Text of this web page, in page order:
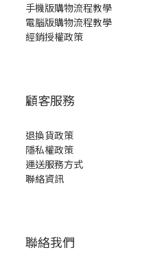
手機版購物流程教學
電腦版購物流程教學
經銷授權政策
顧客服務
退換貨政策
隱私權政策
運送服務方式
聯絡資訊
聯絡我們